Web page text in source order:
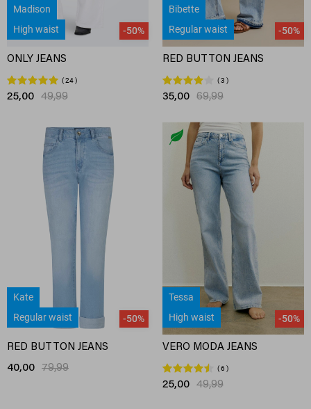
Madison
High waist
-50%
ONLY JEANS
24
25,00 49,99
Bibette
Regular waist
-50%
RED BUTTON JEANS
3
35,00 69,99
Kate
Regular waist
-50%
RED BUTTON JEANS
40,00 79,99
Tessa
High waist
-50%
VERO MODA JEANS
6
25,00 49,99